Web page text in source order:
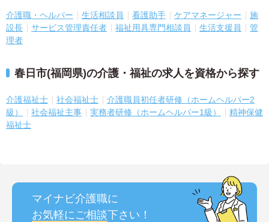
介護職・ヘルパー 生活相談員 看護助手 ケアマネージャー
施
設長
サービス管理責任者 福祉用具専門相談員 生活支援員
管
理者
春日市(福岡県)の介護・福祉の求人を資格から探す
介護福祉士 社会福祉士
介護職員初任者研修（ホームヘルパー2
級）
社会福祉主事 実務者研修（ホームヘルパー1級）
精神保健
福祉士
マイナビ介護職に
お気軽にご相談下さい！